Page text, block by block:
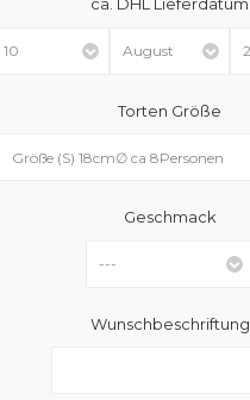
Torten Größe
Geschmack
Wunschbeschriftung